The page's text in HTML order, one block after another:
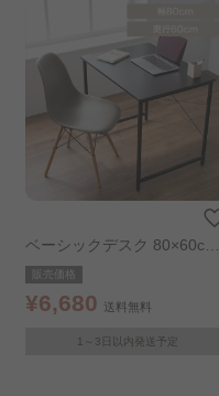
ベーシックデスク 80×60cm
ブラック
販売価格
¥6,680 送料無料
1～3日以内発送予定